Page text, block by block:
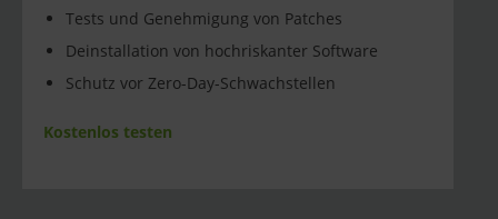
Tests und Genehmigung von Patches
Deinstallation von hochriskanter Software
Schutz vor Zero-Day-Schwachstellen
Kostenlos testen